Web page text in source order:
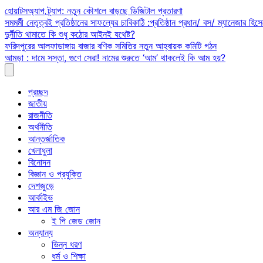
Skip
to
content
হোয়াটসঅ্যাপ ট্র্যাপ: নতুন কৌশলে বাড়ছে ডিজিটাল প্রতারণা
সমমর্মী নেতৃত্বই প্রতিষ্ঠানের সাফল্যের চাবিকাঠি :প্রতিষ্ঠান প্রধান/ বস/ ম্যানেজার
দুর্নীতি থামাতে কি শুধু কঠোর আইনই যথেষ্ট?
ফরিদপুরের আলফাডাঙ্গায় বাজার বণিক সমিতির নতুন আহ্বায়ক কমিটি গঠন
আমড়া : দামে সস্তা, গুণে সেরা! নামের শুরুতে ‘আম’ থাকলেই কি আম হয়?
প্রচ্ছদ
জাতীয়
রাজনীতি
অর্থনীতি
আন্তর্জাতিক
খেলাধুলা
বিনোদন
বিজ্ঞান ও প্রযুক্তি
দেশজুড়ে
আর্কাইভ
আর এম জি জোন
ই পি জেড জোন
অন্যান্য
ভিন্ন ধরণ
ধর্ম ও শিক্ষা